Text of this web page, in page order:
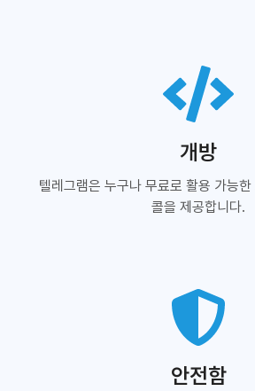
개방
텔레그램은 누구나 무료로 활용 가능
콜을 제공합니다.
안전함